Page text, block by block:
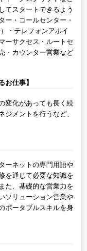
てスタートできるよう
ー・コールセンター・
・テレフォンアポイ
ーサクセス・ルートセ
・カウンター営業など
お仕事】
変化があっても長く続
ジメントを行うなど、
ーネットの専門用語や
を通じて必要な知識を
た、基礎的な営業力を
ソリューション営業や
ポータブルスキルを身